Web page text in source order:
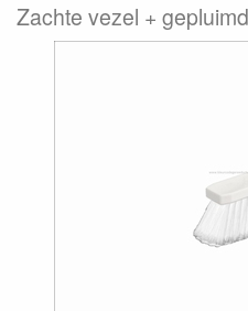
Zachte vezel +